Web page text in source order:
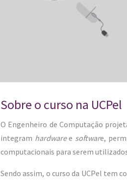
Sobre o curso na UCPel
O Engenheiro de Computação
integram hardwaree software,
computacionais para serem
Sendo assim, o curso da UCPel tem